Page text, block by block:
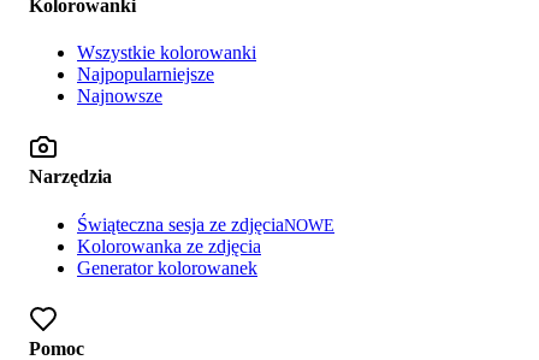
Kolorowanki
Wszystkie kolorowanki
Najpopularniejsze
Najnowsze
Narzędzia
Świąteczna sesja ze zdjęciaNOWE
Kolorowanka ze zdjęcia
Generator kolorowanek
Pomoc